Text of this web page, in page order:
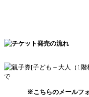
※こちらのメールフ